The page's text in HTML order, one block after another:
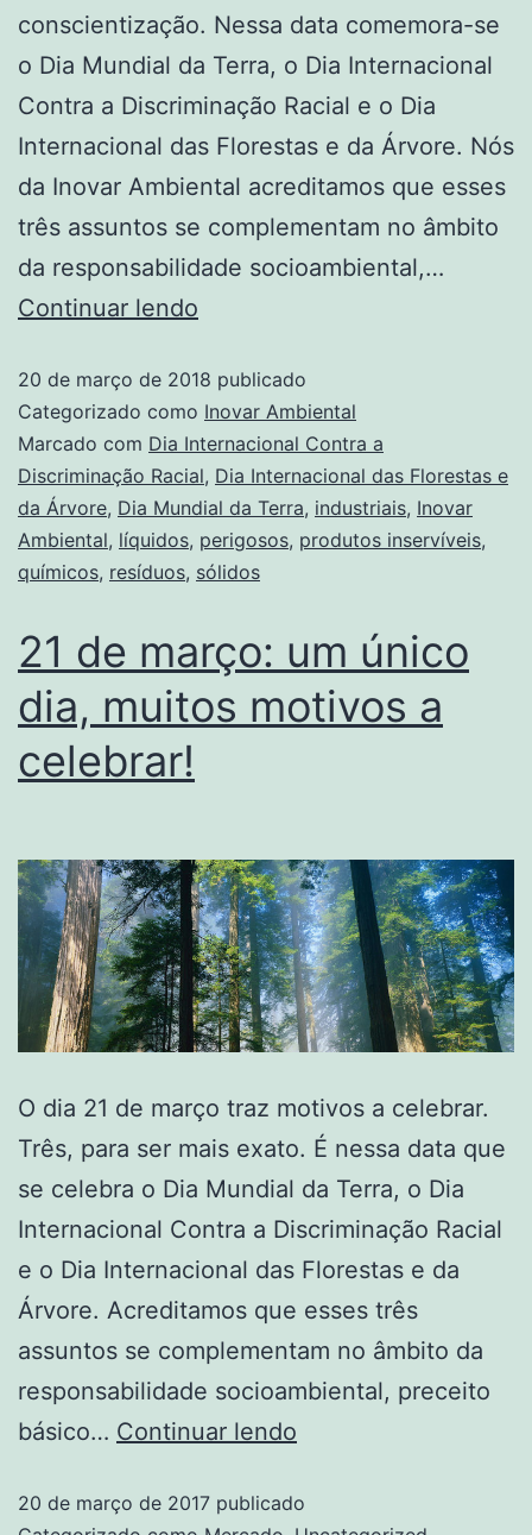
conscientização. Nessa data comemora-se
o Dia Mundial da Terra, o Dia Internacional
Contra a Discriminação Racial e o Dia
Internacional das Florestas e da Árvore. Nós
da Inovar Ambiental acreditamos que esses
três assuntos se complementam no âmbito
da responsabilidade socioambiental,…
Continuar lendo
20 de março de 2018 publicado
Categorizado como Inovar Ambiental
Marcado com Dia Internacional Contra a
Discriminação Racial, Dia Internacional das Florestas e
da Árvore, Dia Mundial da Terra, industriais, Inovar
Ambiental, líquidos, perigosos, produtos inservíveis,
químicos, resíduos, sólidos
21 de março: um único
dia, muitos motivos a
celebrar!
O dia 21 de março traz motivos a celebrar.
Três, para ser mais exato. É nessa data que
se celebra o Dia Mundial da Terra, o Dia
Internacional Contra a Discriminação Racial
e o Dia Internacional das Florestas e da
Árvore. Acreditamos que esses três
assuntos se complementam no âmbito da
responsabilidade socioambiental, preceito
básico… Continuar lendo
20 de março de 2017 publicado